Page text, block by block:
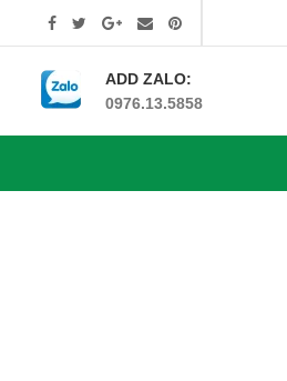
ADD ZALO:
0976.13.5858